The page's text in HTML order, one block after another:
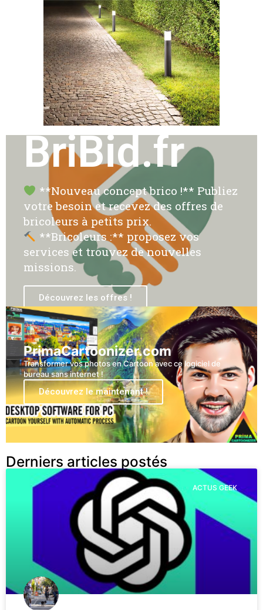
BriBid.fr
**Nouveau concept brico !** Publiez
votre besoin et recevez des offres de
bricoleurs à petits prix.
**Bricoleurs :** proposez vos
services et trouvez de nouvelles
missions.
Découvrez les offres !
PrimaCartoonizer.com
Transformer vos photos en Cartoon avec ce logiciel de
bureau sans internet !
Découvrez le maintenant !
Derniers articles postés
ACTUS GEEK